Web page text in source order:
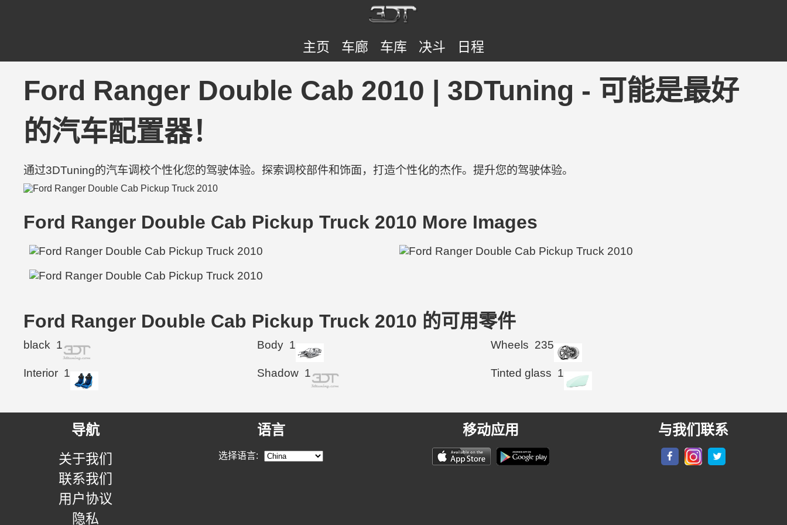
主页 车廊 车库 决斗 日程
Ford Ranger Double Cab 2010 | 3DTuning - 可能是最好
的汽车配置器！
通过3DTuning的汽车调校个性化您的驾驶体验。探索调校部件和饰面，打造个性化的杰作。提升您的驾驶体验。
Ford Ranger Double Cab Pickup Truck 2010 More Images
Ford Ranger Double Cab Pickup Truck 2010 的可用零件
black 1 Body 1 Wheels 235
Interior 1 Shadow 1 Tinted glass 1
导航
关于我们
联系我们
用户协议
隐私
语言
选择语言:
移动应用 与我们联系